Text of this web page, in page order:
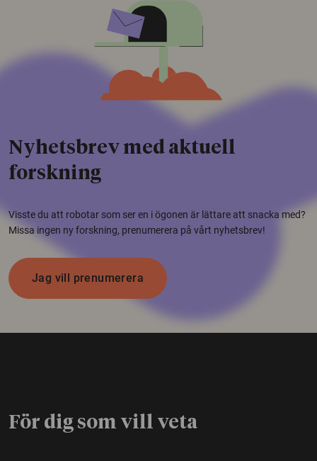
Nyhetsbrev med aktuell
forskning
Visste du att robotar som ser en i ögonen är lättare att snacka med?
Missa ingen ny forskning, prenumerera på vårt nyhetsbrev!
Jag vill prenumerera
För dig som vill veta